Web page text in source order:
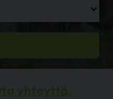
yhteyttä.